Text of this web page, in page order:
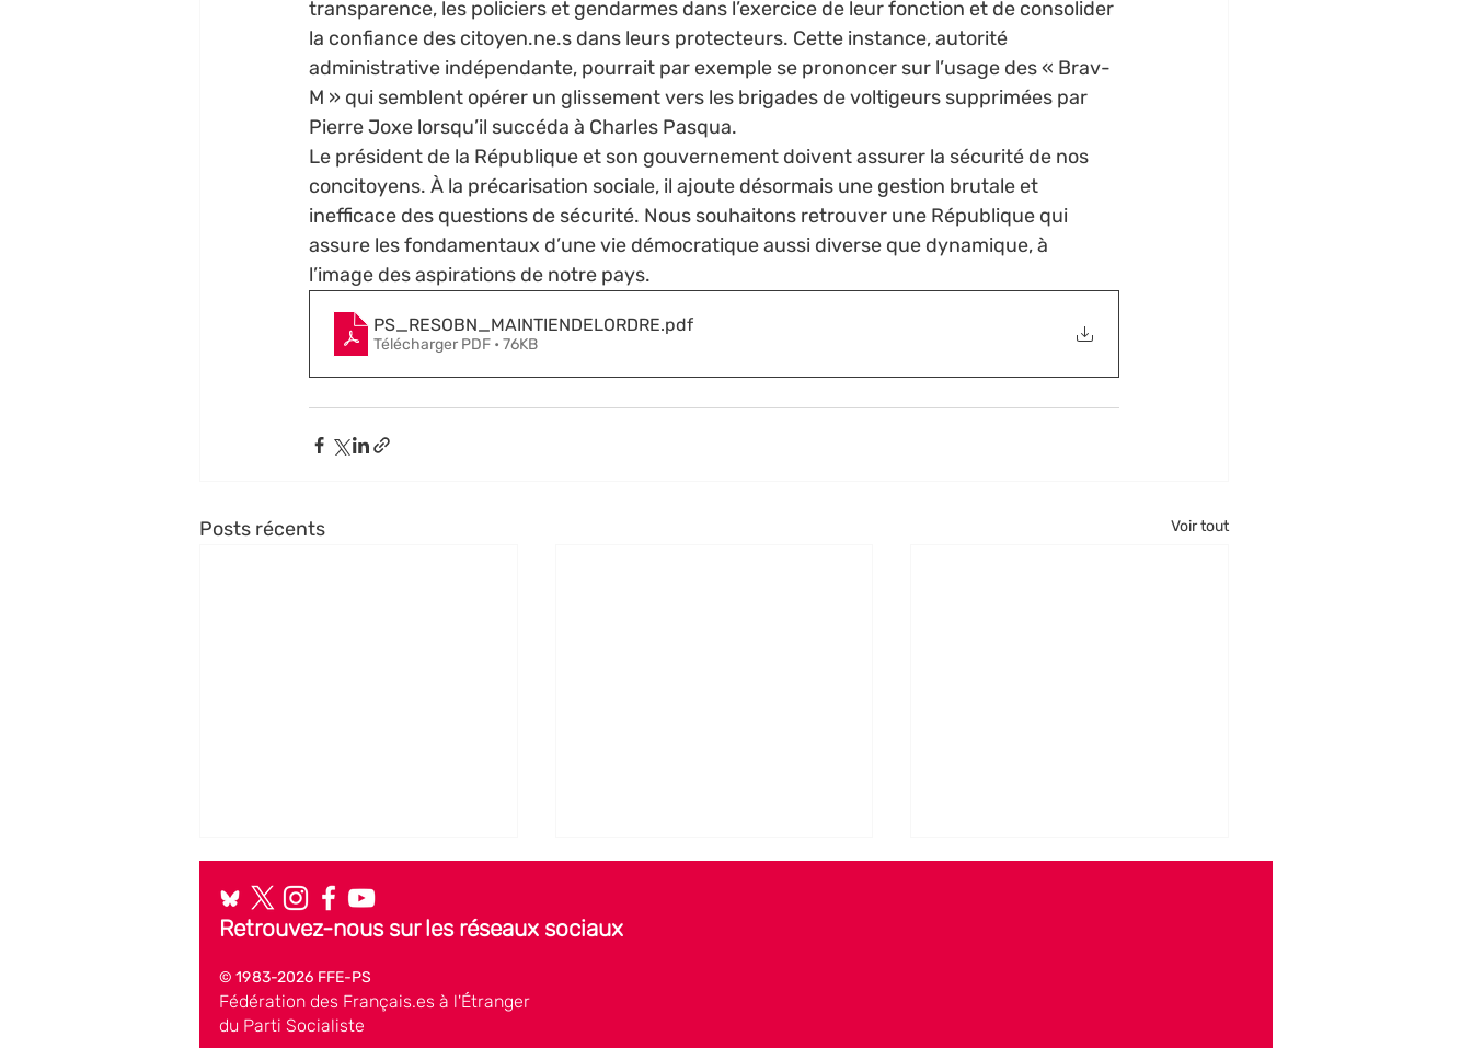
transparence, les policiers et gendarmes dans l’exercice de leur fonction et de consolider
la confiance des citoyen.ne.s dans leurs protecteurs. Cette instance, autorité
administrative indépendante, pourrait par exemple se prononcer sur l’usage des « Brav-
M » qui semblent opérer un glissement vers les brigades de voltigeurs supprimées par
Pierre Joxe lorsqu’il succéda à Charles Pasqua.
Le président de la République et son gouvernement doivent assurer la sécurité de nos
concitoyens. À la précarisation sociale, il ajoute désormais une gestion brutale et
inefficace des questions de sécurité. Nous souhaitons retrouver une République qui
assure les fondamentaux d’une vie démocratique aussi diverse que dynamique, à
l’image des aspirations de notre pays.
PS_RESOBN_MAINTIENDELORDRE.pdf
Télécharger PDF • 76KB
Posts récents Voir tout
Retrouvez-nous sur les réseaux sociaux
© 1983-2026 FFE-PS
Fédération des Français.es à l'Étranger
du Parti Socialiste